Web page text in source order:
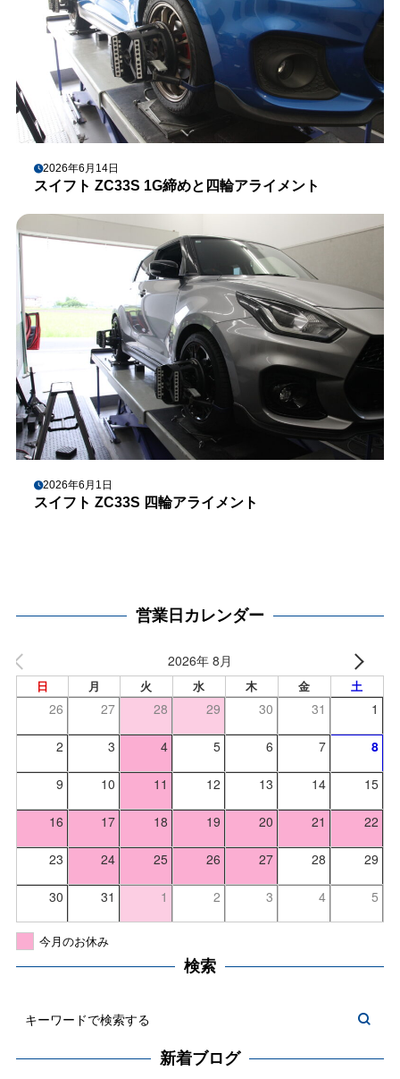
2026年6月14日
スイフト ZC33S 1G締めと四輪アライメント
2026年6月1日
スイフト ZC33S 四輪アライメント
営業日カレンダー
2026年 8月
日 月 火 水 木 金 土
26 27 28 29 30 31 1
2 3 4 5 6 7 8
9 10 11 12 13 14 15
16 17 18 19 20 21 22
23 24 25 26 27 28 29
30 31 1 2 3 4 5
今月のお休み
検索
新着ブログ